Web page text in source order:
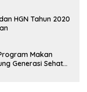
HGN Tahun 2020
Makan
Generasi Sehat